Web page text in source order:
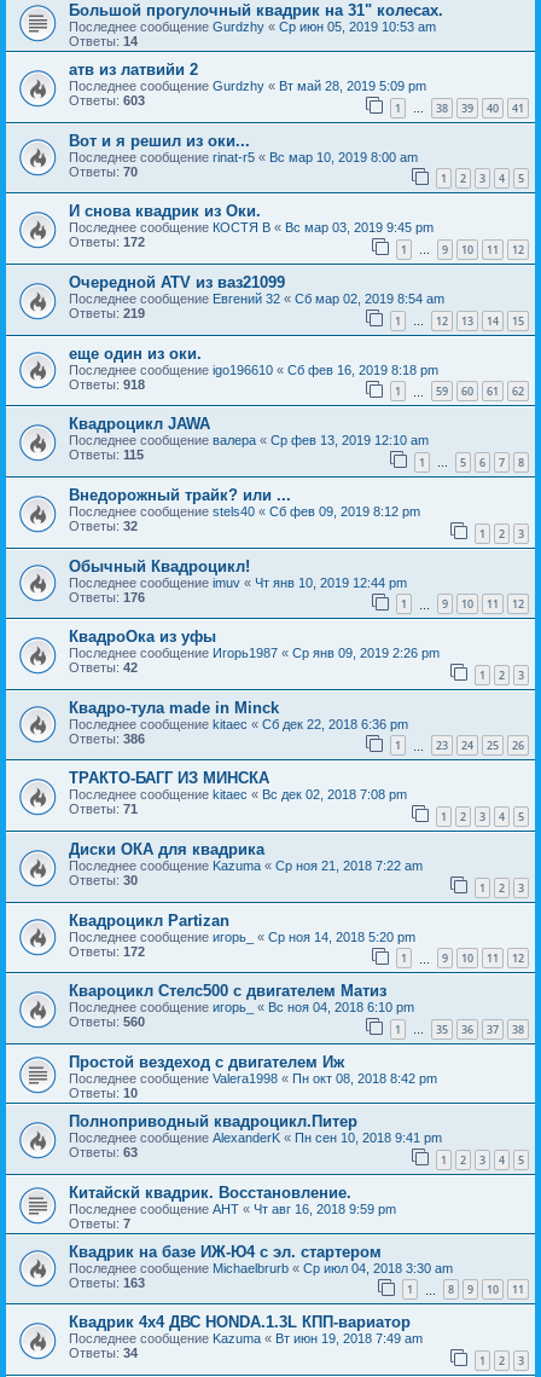
Большой прогулочный квадрик на 31" колесах.
Последнее сообщение Gurdzhy « Ср июн 05, 2019 10:53 am
Ответы: 14
атв из латвийи 2
Последнее сообщение Gurdzhy « Вт май 28, 2019 5:09 pm
Ответы: 603 1 … 38 39 40 41
Вот и я решил из оки...
Последнее сообщение rinat-r5 « Вс мар 10, 2019 8:00 am
Ответы: 70 1 2 3 4 5
И снова квадрик из Оки.
Последнее сообщение КОСТЯ В « Вс мар 03, 2019 9:45 pm
Ответы: 172 1 … 9 10 11 12
Очередной ATV из ваз21099
Последнее сообщение Евгений 32 « Сб мар 02, 2019 8:54 am
Ответы: 219 1 … 12 13 14 15
еще один из оки.
Последнее сообщение igo196610 « Сб фев 16, 2019 8:18 pm
Ответы: 918 1 59 60 61 62
Квадроцикл JAWA
Последнее сообщение валера « Ср фев 13, 2019 12:10 am
Ответы: 115 1 … 5 6 7 8
Внедорожный трайк? или ...
Последнее сообщение stels40 « Сб фев 09, 2019 8:12 pm
Ответы: 32 1 2 3
Обычный Квадроцикл!
Последнее сообщение imuv « Чт янв 10, 2019 12:44 pm
Ответы: 176 1 9 10 11 12
КвадроОка из уфы
Последнее сообщение Игорь1987 « Ср янв 09, 2019 2:26 pm
Ответы: 42 1 2 3
Квадро-тула made in Minck
Последнее сообщение kitaec « Сб дек 22, 2018 6:36 pm
Ответы: 386 1 23 24 25 26
ТРАКТО-БАГГ ИЗ МИНСКА
Последнее сообщение kitaec « Вс дек 02, 2018 7:08 pm
Ответы: 71 1 2 3 4 5
Диски ОКА для квадрика
Последнее сообщение Kazuma « Ср ноя 21, 2018 7:22 am
Ответы: 30 1 2 3
Квадроцикл Partizan
Последнее сообщение игорь_ « Ср ноя 14, 2018 5:20 pm
Ответы: 172 1 9 10 11 12
Квароцикл Стелс500 с двигателем Матиз
Последнее сообщение игорь_ « Вс ноя 04, 2018 6:10 pm
Ответы: 560 1 … 35 36 37 38
Простой вездеход с двигателем Иж
Последнее сообщение Valera1998 « Пн окт 08, 2018 8:42 pm
Ответы: 10
Полноприводный квадроцикл.Питер
Последнее сообщение AlexanderK « Пн сен 10, 2018 9:41 pm
Ответы: 63 1 2 3 4 5
Китайскй квадрик. Восстановление.
Последнее сообщение АНТ « Чт авг 16, 2018 9:59 pm
Ответы: 7
Квадрик на базе ИЖ-Ю4 с эл. стартером
Последнее сообщение Michaelbrurb « Ср июл 04, 2018 3:30 am
Ответы: 163 1 8 9 10 11
Квадрик 4х4 ДВС HONDA.1.3L КПП-вариатор
Последнее сообщение Kazuma « Вт июн 19, 2018 7:49 am
Ответы: 34 1 2 3